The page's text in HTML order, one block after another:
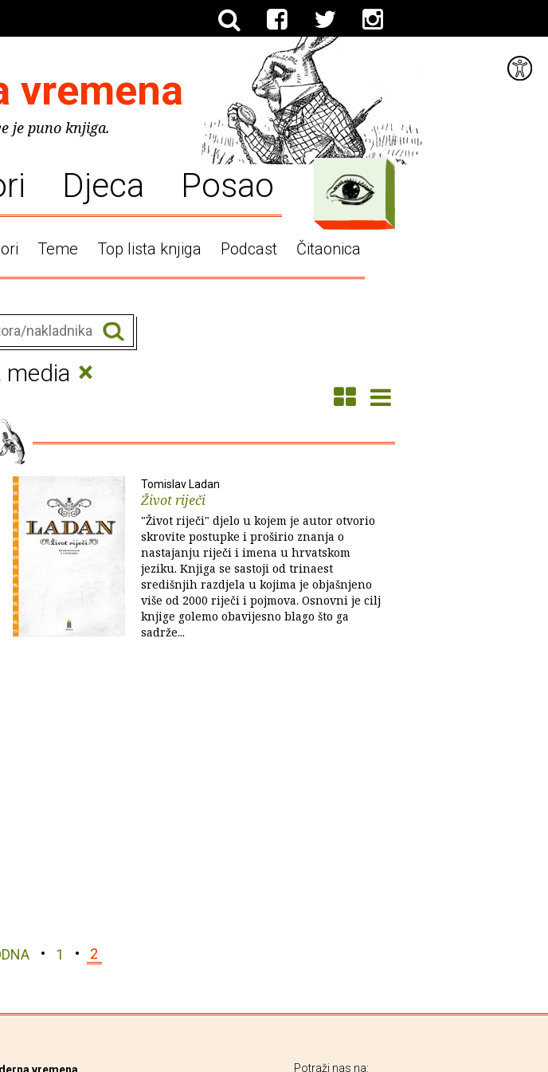
vremena
je puno knjiga.
Djeca Posao
Teme Top lista knjiga Podcast Čitaonica
media ×
Tomislav Ladan
Život riječi
"Život riječi" djelo u kojem je autor otvorio
skrovite postupke i proširio znanja o
nastajanju riječi i imena u hrvatskom
jeziku. Knjiga se sastoji od trinaest
središnjih razdjela u kojima je objašnjeno
više od 2000 riječi i pojmova. Osnovni je cilj
knjige golemo obavijesno blago što ga
sadrže...
1 2
vremena Potraži nas na: